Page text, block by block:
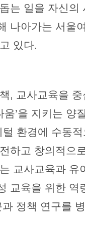
는 일을 자신의
나아가는 서울
있다.
, 교사교육을
움’을 지키는 양
환경에 수동
하고 창의적으
교사교육과 유
교육을 위한 역
정책 연구를